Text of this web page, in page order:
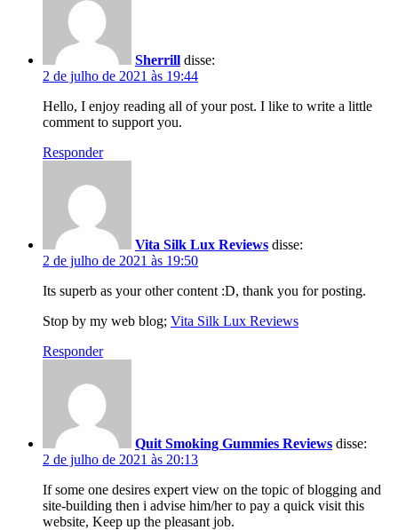
Sherrill disse:
2 de julho de 2021 às 19:44
Hello, I enjoy reading all of your post. I like to write a little
comment to support you.
Responder
Vita Silk Lux Reviews disse:
2 de julho de 2021 às 19:50
Its superb as your other content :D, thank you for posting.
Stop by my web blog; Vita Silk Lux Reviews
Responder
Quit Smoking Gummies Reviews disse:
2 de julho de 2021 às 20:13
If some one desires expert view on the topic of blogging and
site-building then i advise him/her to pay a quick visit this
website, Keep up the pleasant job.